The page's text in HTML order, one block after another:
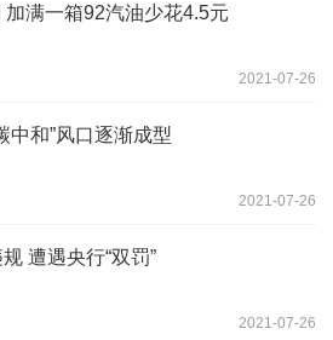
满一箱92汽油少花4.5元
2021-07-26
中和”风口逐渐成型
2021-07-26
遭遇央行“双罚”
2021-07-26